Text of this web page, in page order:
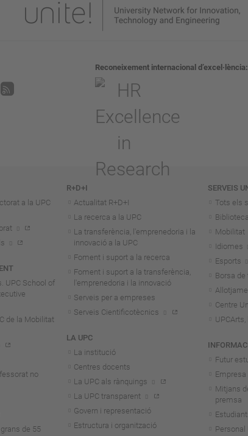
Reconeixement internacional d’excel·lència
a la UPC
UPC School of
de la Mobilitat
no
de 55
R+D+I
Actualitat R+D+I
La recerca a la UPC
La transferència, l'emprenedoria i la
innovació a la UPC
Foment i suport a la recerca
Foment i suport a la transferència,
l'emprenedoria i la innovació
Serveis per a empreses
Serveis Cientificotècnics
LA UPC
La institució
Centres docents
La UPC als rànquings
La UPC transparent
Govern i representació
Estructura i organització
SERVEIS
Tots els
Biblioteca
Mobilitat
Idiomes
Esports
Borsa de
Centre
Futur
Empresa
Mitjans
premsa
Personal